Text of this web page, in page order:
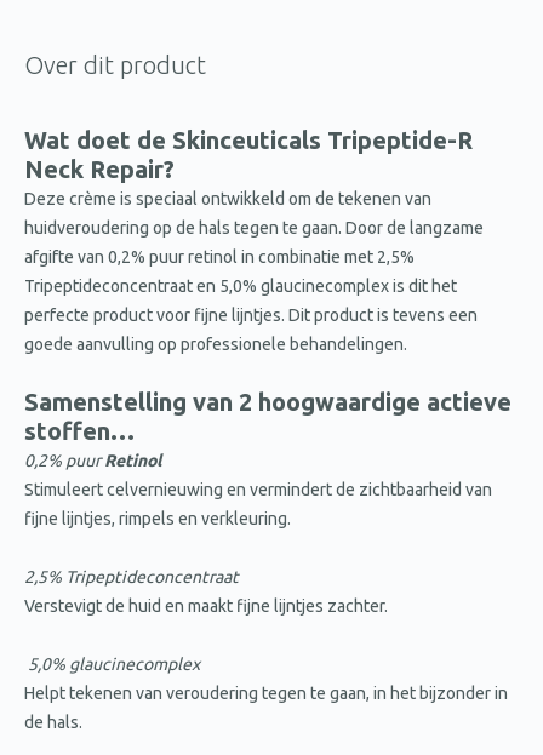
Over dit product
Wat doet de Skinceuticals Tripeptide-R
Neck Repair?
Deze crème is speciaal ontwikkeld om de tekenen van
huidveroudering op de hals tegen te gaan. Door de langzame
afgifte van 0,2% puur retinol in combinatie met 2,5%
Tripeptideconcentraat en 5,0% glaucinecomplex is dit het
perfecte product voor fijne lijntjes. Dit product is tevens een
goede aanvulling op professionele behandelingen.
Samenstelling van 2 hoogwaardige actieve
stoffen…
0,2% puurRetinol
Stimuleert celvernieuwing en vermindert de zichtbaarheid van
fijne lijntjes, rimpels en verkleuring.
2,5% Tripeptideconcentraat
Verstevigt de huid en maakt fijne lijntjes zachter.
5,0% glaucinecomplex
Helpt tekenen van veroudering tegen te gaan, in het bijzonder in
de hals.